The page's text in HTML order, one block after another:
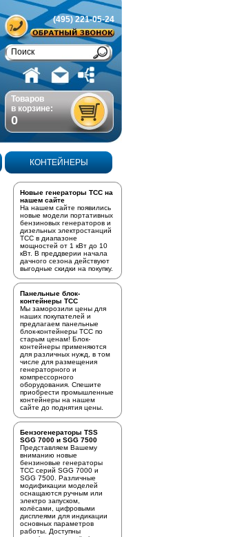
(495) 221-05-24
Товаров
в корзине:
0
КОНТЕЙНЕРЫ
Новые генераторы ТСС на
нашем сайте
На нашем сайте появились
новые модели портативных
бензиновых генераторов и
дизельных электростанций
ТСС в диапазоне
мощностей от 1 кВт до 10
кВт. В преддверии начала
дачного сезона действуют
выгодные скидки на покупку.
Панельные блок-
контейнеры ТСС
Мы заморозили цены для
наших покупателей и
предлагаем панельные
блок-контейнеры ТСС по
старым ценам! Блок-
контейнеры применяются
для различных нужд, в том
числе для размещения
генераторного и
компрессорного
оборудования. Спешите
приобрести промышленные
контейнеры на нашем
сайте до поднятия цены.
Бензогенераторы TSS
SGG 7000 и SGG 7500
Представляем Вашему
вниманию новые
бензиновые генераторы
ТСС серий SGG 7000 и
SGG 7500. Различные
модификации моделей
оснащаются ручным или
электро запуском,
колёсами, цифровыми
дисплеями для индикации
основных параметров
работы. Доступны